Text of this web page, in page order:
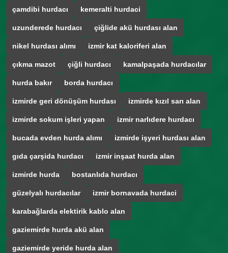
çamdibi hurdacı kemeralti hurdaci
uzunderede hurdacı çiğlide akü hurdası alan
nikel hurdası alımı izmir kat kaloriferi alan
çıkma mazot çiğli hurdacı kamalpaşada hurdacılar
hurda bakır borda hurdacı
izmirde geri dönüşüm hurdası izmirde kızıl sarı alan
izmirde sokum işleri yapan izmir narlıdere hurdacı
bucada evden hurda alımı izmirde işyeri hurdası alan
gıda çarşida hurdacı izmir inşaat hurda alan
izmirde hurda bostanlıda hurdacı
güzelyalı hurdacılar izmir bornavada hurdaci
karabağlarda elektirik kablo alan
gaziemirde hurda akü alan
gaziemirde yeride hurda alan